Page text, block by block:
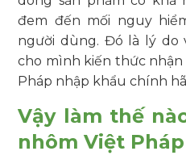
đem đến mối nguy
người dùng. Đó là lý do
cho mình kiến thức
Pháp nhập khẩu chính
Vậy làm thế
nhôm Việt